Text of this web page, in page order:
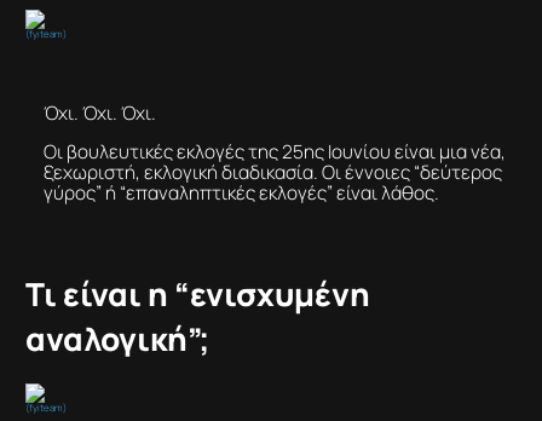
(fyiteam)
Όχι. Όχι. Όχι.
Οι βουλευτικές εκλογές της 25ης Ιουνίου είναι μια νέα,
ξεχωριστή, εκλογική διαδικασία. Οι έννοιες “δεύτερος
γύρος” ή “επαναληπτικές εκλογές” είναι λάθος.
Τι είναι η “ενισχυμένη
αναλογική”;
(fyiteam)